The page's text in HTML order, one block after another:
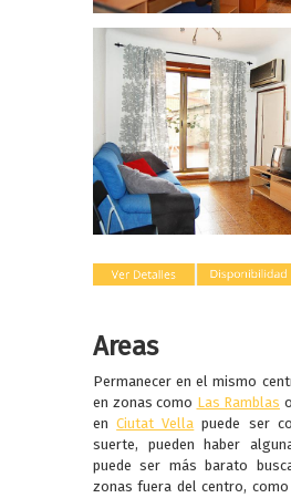
Areas
Permanecer en el mismo
en zonas como Las Ramblas
enCiutat Vella puede ser
suerte, pueden haber
puede ser más barato
zonas fuera del centro, como